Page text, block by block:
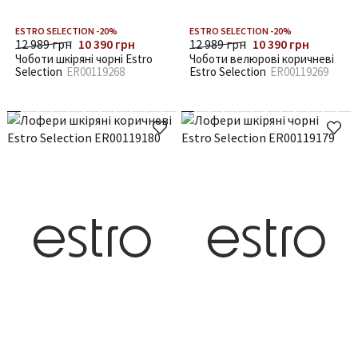
ESTRO SELECTION -20%
12 989 грн 10 390 грн
Чоботи шкіряні чорні Estro
Selection ER00119268
ESTRO SELECTION -20%
12 989 грн 10 390 грн
Чоботи велюрові коричневі
Estro Selection ER00119269